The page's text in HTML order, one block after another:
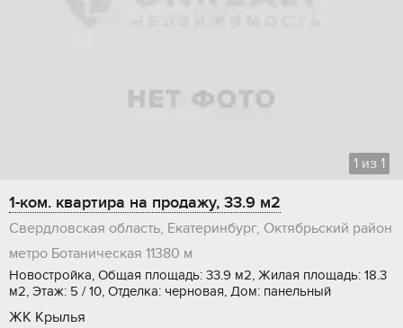
1 из 1
1-ком. квартира на продажу, 33.9 м2
Свердловская область, Екатеринбург, Октябрьский район
метро Ботаническая 11380 м
Новостройка, Общая площадь: 33.9 м2, Жилая площадь: 18.3
м2, Этаж: 5 / 10, Отделка: черновая, Дом: панельный
ЖК Крылья